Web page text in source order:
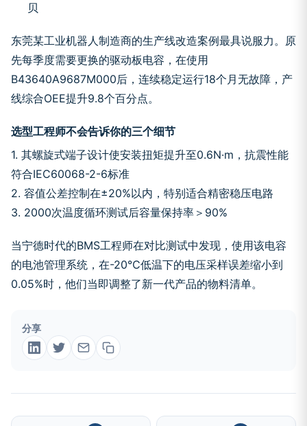
贝
东莞某工业机器人制造商的生产线改造案例最具说服力。原
先每季度需要更换的驱动板电容，在使用
B43640A9687M000后，连续稳定运行18个月无故障，产
线综合OEE提升9.8个百分点。
选型工程师不会告诉你的三个细节
1. 其螺旋式端子设计使安装扭矩提升至0.6N·m，抗震性能
符合IEC60068-2-6标准
2. 容值公差控制在±20%以内，特别适合精密稳压电路
3. 2000次温度循环测试后容量保持率＞90%
当宁德时代的BMS工程师在对比测试中发现，使用该电容
的电池管理系统，在-20℃低温下的电压采样误差缩小到
0.05%时，他们当即调整了新一代产品的物料清单。
分享